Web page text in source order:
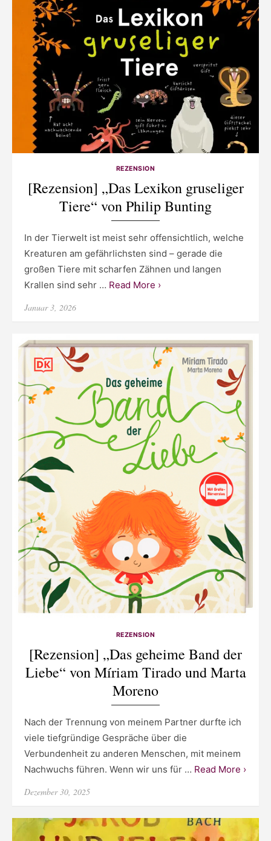
REZENSION
[Rezension] „Das Lexikon gruseliger
Tiere“ von Philip Bunting
In der Tierwelt ist meist sehr offensichtlich, welche
Kreaturen am gefährlichsten sind – gerade die
großen Tiere mit scharfen Zähnen und langen
Krallen sind sehr … Read More ›
Posted
Januar 3, 2026
REZENSION
[Rezension] „Das geheime Band der
Liebe“ von Míriam Tirado und Marta
Moreno
Nach der Trennung von meinem Partner durfte ich
viele tiefgründige Gespräche über die
Verbundenheit zu anderen Menschen, mit meinem
Nachwuchs führen. Wenn wir uns für … Read More ›
Posted
Dezember 30, 2025